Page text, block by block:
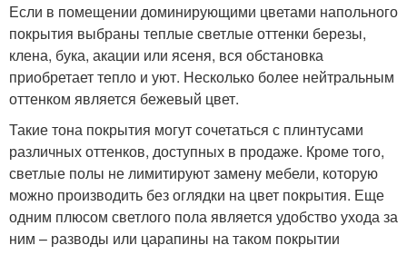
Если в помещении доминирующими цветами напольного
покрытия выбраны теплые светлые оттенки березы,
клена, бука, акации или ясеня, вся обстановка
приобретает тепло и уют. Несколько более нейтральным
оттенком является бежевый цвет.
Такие тона покрытия могут сочетаться с плинтусами
различных оттенков, доступных в продаже. Кроме того,
светлые полы не лимитируют замену мебели, которую
можно производить без оглядки на цвет покрытия. Еще
одним плюсом светлого пола является удобство ухода за
ним – разводы или царапины на таком покрытии